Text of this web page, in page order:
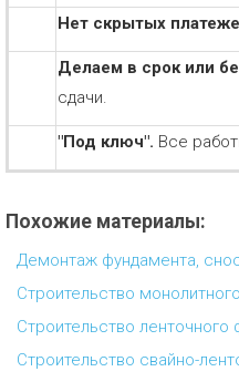
Нет скрытых
Делаем в срок или
сдачи.
"Под ключ". Все
Похожие материалы:
Демонтаж фундамента,
Строительство
Строительство ленточного
Строительство свайно-